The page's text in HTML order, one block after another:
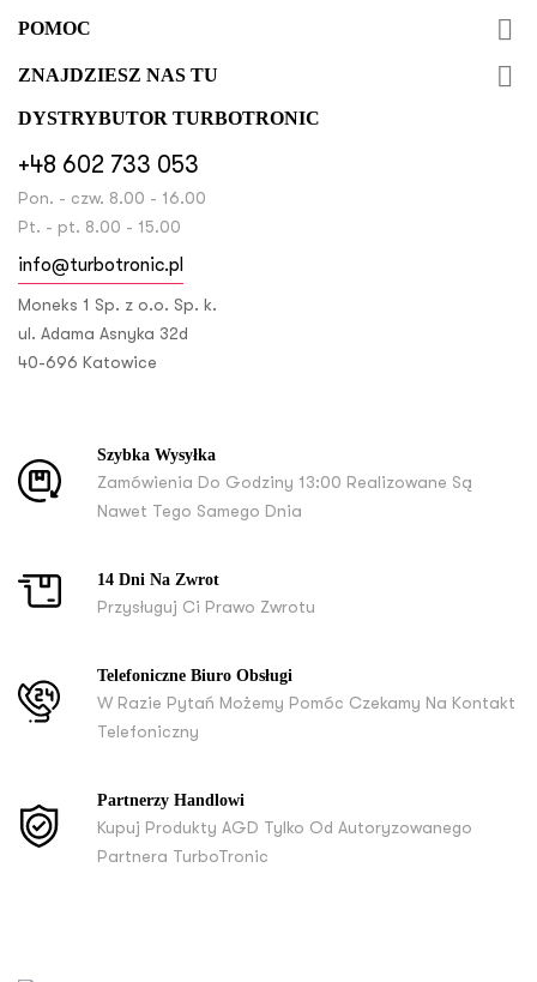
POMOC 
ZNAJDZIESZ NAS TU 
DYSTRYBUTOR TURBOTRONIC
+48 602 733 053
Pon. - czw. 8.00 - 16.00
Pt. - pt. 8.00 - 15.00
info@turbotronic.pl
Moneks 1 Sp. z o.o. Sp. k.
ul. Adama Asnyka 32d
40-696 Katowice
Szybka Wysyłka
Zamówienia Do Godziny 13:00 Realizowane Są
Nawet Tego Samego Dnia
14 Dni Na Zwrot
Przysługuj Ci Prawo Zwrotu
Telefoniczne Biuro Obsługi
W Razie Pytań Możemy Pomóc Czekamy Na Kontakt
Telefoniczny
Partnerzy Handlowi
Kupuj Produkty AGD Tylko Od Autoryzowanego
Partnera TurboTronic